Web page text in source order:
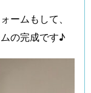
ームもして、
の完成です♪